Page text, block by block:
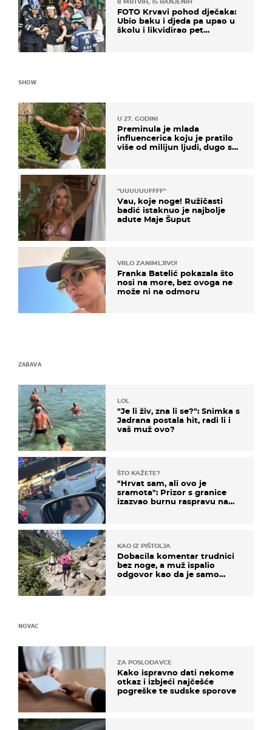
8 MRTVIH, 15 RANJENIH
FOTO Krvavi pohod dječaka:
Ubio baku i djeda pa upao u
školu i likvidirao pet
SHOW
U 27. GODINI
Preminula je mlada
influencerica koju je pratilo
više od milijun ljudi, dugo se
"UUUUUUFFFF"
Vau, koje noge! Ružičasti
badić istaknuo je najbolje
adute Maje Šuput
VRLO ZANIMLJIVO!
Franka Batelić pokazala što
nosi na more, bez ovoga ne
može ni na odmoru
ZABAVA
LOL
"Je li živ, zna li se?": Snimka s
Jadrana postala hit, radi li i
vaš muž ovo?
ŠTO KAŽETE?
"Hrvat sam, ali ovo je
sramota": Prizor s granice
izazvao burnu raspravu na
KAO IZ PIŠTOLJA
Dobacila komentar trudnici
bez noge, a muž ispalio
odgovor kao da je samo
NOVAC
ZA POSLODAVCE
Kako ispravno dati nekome
otkaz i izbjeći najčešće
pogreške te sudske sporove